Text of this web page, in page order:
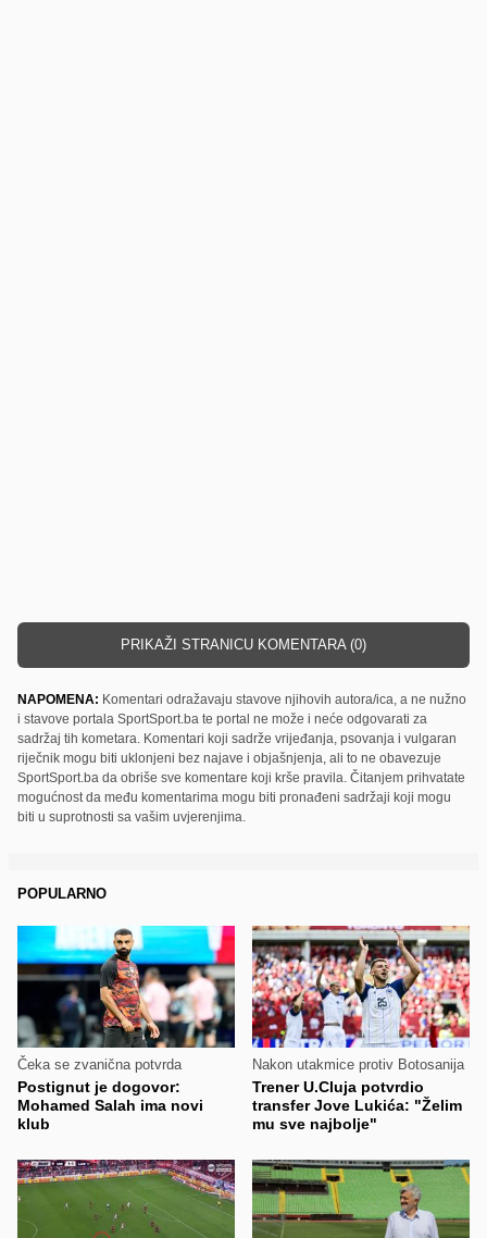
PRIKAŽI STRANICU KOMENTARA (0)
NAPOMENA: Komentari odražavaju stavove njihovih autora/ica, a ne nužno
i stavove portala SportSport.ba te portal ne može i neće odgovarati za
sadržaj tih kometara. Komentari koji sadrže vrijeđanja, psovanja i vulgaran
riječnik mogu biti uklonjeni bez najave i objašnjenja, ali to ne obavezuje
SportSport.ba da obriše sve komentare koji krše pravila. Čitanjem prihvatate
mogućnost da među komentarima mogu biti pronađeni sadržaji koji mogu
biti u suprotnosti sa vašim uvjerenjima.
POPULARNO
Čeka se zvanična potvrda
Postignut je dogovor:
Mohamed Salah ima novi
klub
Nakon utakmice protiv Botosanija
Trener U.Cluja potvrdio
transfer Jove Lukića: "Želim
mu sve najbolje"